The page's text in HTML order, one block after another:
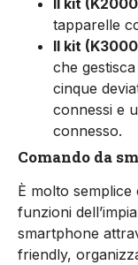
tapparelle
Il kit
che
cinque
connessi e
connesso.
Comando da
È molto
funzioni
smartphone
friendly,